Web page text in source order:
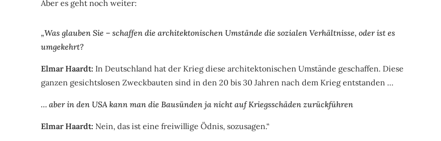
Aber es geht noch weiter:
„Was glauben Sie – schaffen die architektonischen Umstände die sozialen Verhältnisse, oder ist es
umgekehrt?
Elmar Haardt: In Deutschland hat der Krieg diese architektonischen Umstände geschaffen. Diese
ganzen gesichtslosen Zweckbauten sind in den 20 bis 30 Jahren nach dem Krieg entstanden …
… aber in den USA kann man die Bausünden ja nicht auf Kriegsschäden zurückführen
Elmar Haardt: Nein, das ist eine freiwillige Ödnis, sozusagen.“